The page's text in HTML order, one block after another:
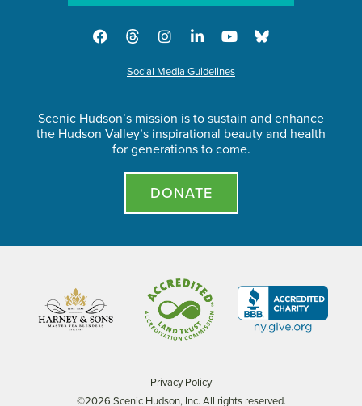
Social Media Guidelines
Scenic Hudson’s mission is to sustain and enhance
the Hudson Valley’s inspirational beauty and health
for generations to come.
DONATE
Privacy Policy
©2026 Scenic Hudson, Inc. All rights reserved.